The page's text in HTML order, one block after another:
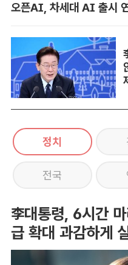
정치
전국
李대통령, 6시간
급 확대 과감하게